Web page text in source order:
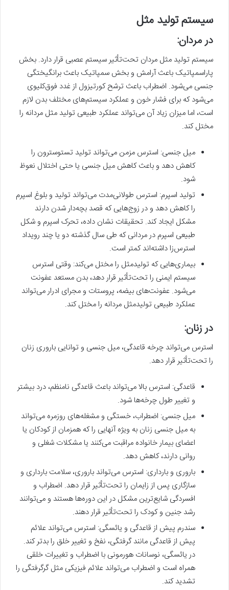
سیستم تولید مثل
در مردان:
سیستم تولید مثل مردان تحت‌تأثیر سیستم عصبی قرار دارد. بخش
پاراسمپاتیک باعث آرامش و بخش سمپاتیک باعث برانگیختگی
جنسی می‌شود. اضطراب باعث ترشح کورتیزول از غدد فوق‌کلیوی
می‌شود که برای فشار خون و عملکرد سیستم‌های مختلف بدن لازم
است، اما میزان زیاد آن می‌تواند عملکرد طبیعی تولید مثل مردانه را
مختل کند.
میل جنسی: استرس مزمن می‌تواند تولید تستوسترون را
کاهش دهد و باعث کاهش میل جنسی یا حتی اختلال نعوظ
شود.
تولید اسپرم: استرس طولانی‌مدت می‌تواند تولید و بلوغ اسپرم
را کاهش دهد و در زوج‌هایی که قصد بچه‌دار شدن دارند
مشکل ایجاد کند. تحقیقات نشان داده، تحرک اسپرم و شکل
طبیعی اسپرم در مردانی که طی سال گذشته دو یا چند رویداد
استرس‌زا داشته‌اند کمتر است.
بیماری‌هایی که تولیدمثل را مختل می‌کند: وقتی استرس
سیستم ایمنی را تحت‌تأثیر قرار دهد، بدن مستعد عفونت
می‌شود. عفونت‌های بیضه، پروستات و مجرای ادرار می‌تواند
عملکرد طبیعی تولیدمثل مردانه را مختل کند.
در زنان:
استرس می‌تواند چرخه قاعدگی، میل جنسی و توانایی باروری زنان
را تحت‌تأثیر قرار دهد.
قاعدگی: استرس بالا می‌تواند باعث قاعدگی نامنظم، درد بیشتر
و تغییر طول چرخه‌ها شود.
میل جنسی: اضطراب، خستگی و مشغله‌های روزمره می‌تواند
به میل جنسی زنان به ویژه آنهایی را که همزمان از کودکان یا
اعضای بیمار خانواده مراقبت می‌کنند یا مشکلات شغلی و
روانی دارند، کاهش دهد.
باروری و بارداری: استرس می‌تواند باروری، سلامت بارداری و
سازگاری پس از زایمان را تحت‌تأثیر قرار دهد. اضطراب و
افسردگی شایع‌ترین مشکل در این دوره‌ها هستند و می‌توانند
رشد جنین و کودک را تحت‌تأثیر قرار دهند.
سندرم پیش از قاعدگی و یائسگی: استرس می‌تواند علائم
پیش از قاعدگی مانند گرفتگی، نفخ و تغییر خلق را بدتر کند.
در یائسگی، نوسانات هورمونی با اضطراب و تغییرات خلقی
همراه است و اضطراب می‌تواند علائم فیزیکی مثل گرگرفتگی را
تشدید کند.